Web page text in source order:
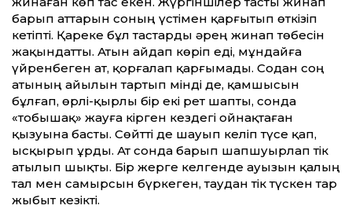
барып аттарын соның үстімен қарғытып өткізіп
кетіпті. Қареке бұл тастар­ды әрең жинап төбесін
жақындатты. Атын айдап көріп еді, мұндайға
үйренбеген ат, қорғалап қарғымады. Содан соң
атының айылын тартып мінді де, қамшысын
бұлғап, өрлі-қырлы бір екі рет шапты, сонда
«тобышақ» жауға кірген кездегі ойнақтаған
қызуына басты. Сөйтті де шауып келіп түсе қап,
ысқырып ұрды. Ат сонда барып шапшуырлап тік
атылып шықты. Бір жерге келгенде ауызын қалың
тал мен самырсын бүркеген, таудан тік түскен тар
жыбыт кезік­ті.